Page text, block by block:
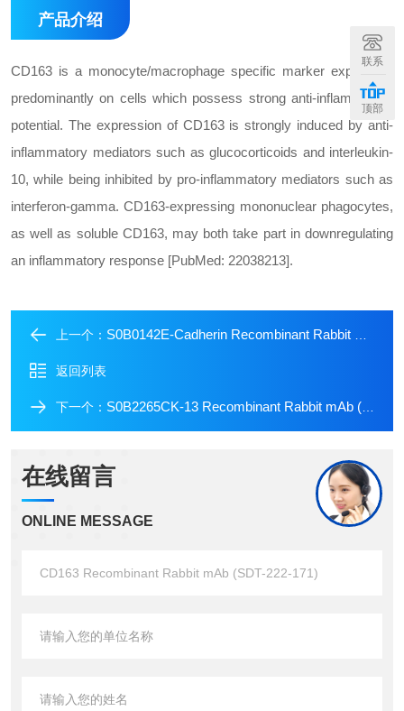
产品介绍
CD163 is a monocyte/macrophage specific marker expressed
predominantly on cells which possess strong anti-inflammatory
potential. The expression of CD163 is strongly induced by anti-
inflammatory mediators such as glucocorticoids and interleukin-
10, while being inhibited by pro-inflammatory mediators such as
interferon-gamma. CD163-expressing mononuclear phagocytes,
as well as soluble CD163, may both take part in downregulating
an inflammatory response [PubMed: 22038213].
上一个： S0B0142E-Cadherin Recombinant Rabbit mAb (Alexa Fluor? 594 Conjugate) (S-438-5)
返回列表
下一个： S0B2265CK-13 Recombinant Rabbit mAb (SDT-R282)
在线留言
ONLINE MESSAGE
联系
顶部